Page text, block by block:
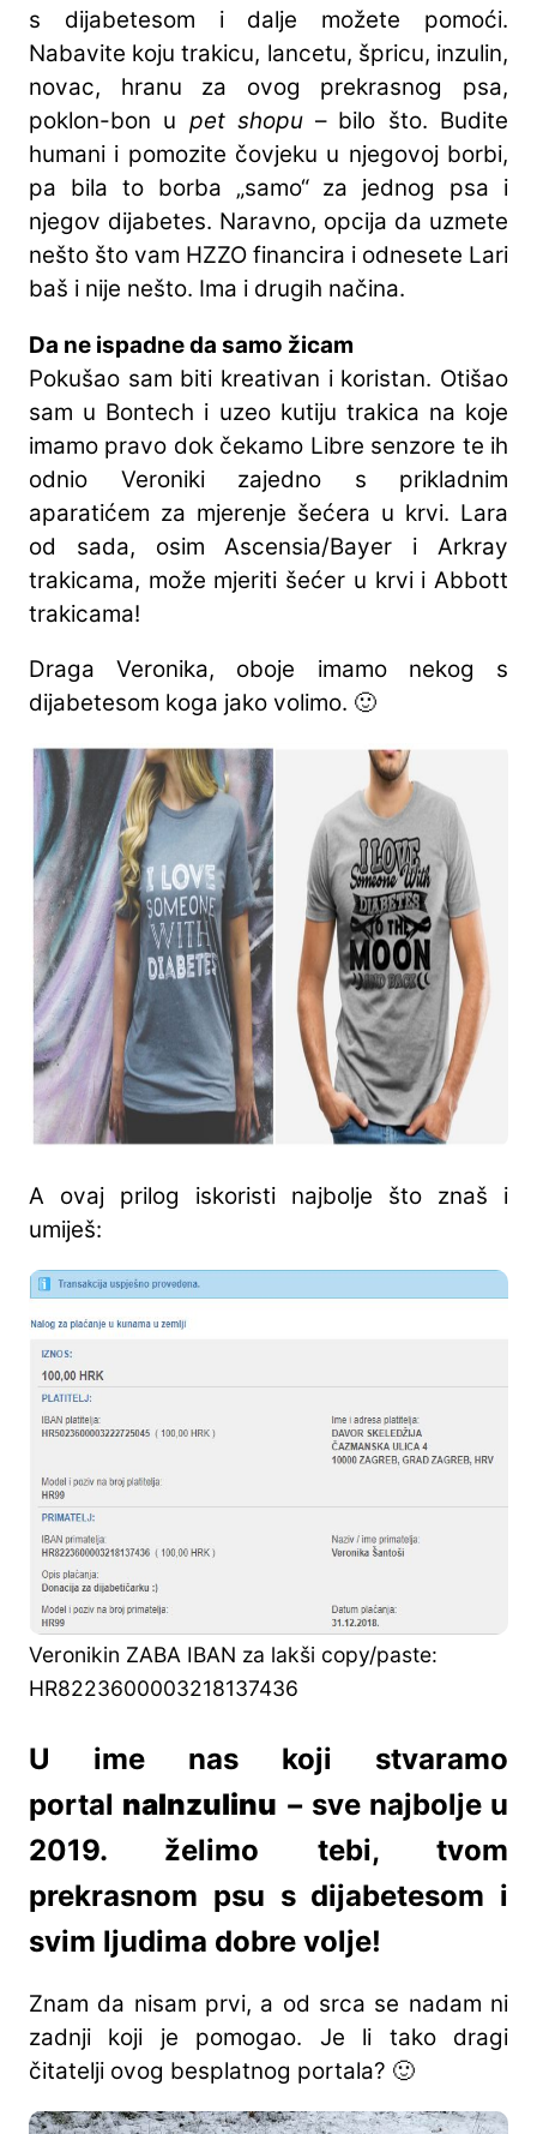
s dijabetesom i dalje možete pomoći.
Nabavite koju trakicu, lancetu, špricu, inzulin,
novac, hranu za ovog prekrasnog psa,
poklon-bon u pet shopu– bilo što. Budite
humani i pomozite čovjeku u njegovoj borbi,
pa bila to borba „samo“ za jednog psa i
njegov dijabetes. Naravno, opcija da uzmete
nešto što vam HZZO financira i odnesete Lari
baš i nije nešto. Ima i drugih načina.
Da ne ispadne da samo žicam
Pokušao sam biti kreativan i koristan. Otišao
sam u Bontech i uzeo kutiju trakica na koje
imamo pravo dok čekamo Libre senzore te ih
odnio Veroniki zajedno s prikladnim
aparatićem za mjerenje šećera u krvi. Lara
od sada, osim Ascensia/Bayer i Arkray
trakicama, može mjeriti šećer u krvi i Abbott
trakicama!
Draga Veronika, oboje imamo nekog s
dijabetesom koga jako volimo. 🙂
A ovaj prilog iskoristi najbolje što znaš i
umiješ:
Veronikin ZABA IBAN za lakši copy/paste:
HR8223600003218137436
U ime nas koji stvaramo
portal naInzulinu − sve najbolje u
2019. želimo tebi, tvom
prekrasnom psu s dijabetesom i
svim ljudima dobre volje!
Znam da nisam prvi, a od srca se nadam ni
zadnji koji je pomogao. Je li tako dragi
čitatelji ovog besplatnog portala? 🙂